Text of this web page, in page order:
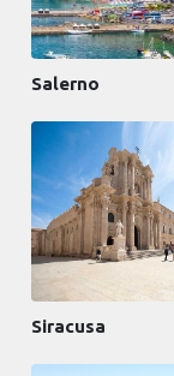
Salerno
Siracusa